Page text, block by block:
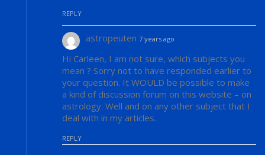
REPLY
astropeuten 7 years ago
Hi Carleen, I am not sure, which subjects you
mean ? Sorry not to have responded earlier to
your question. It WOULD be possible to make
a kind of discussion forum on this website – on
astrology. Well and on any other subject that I
deal with in my articles.
REPLY